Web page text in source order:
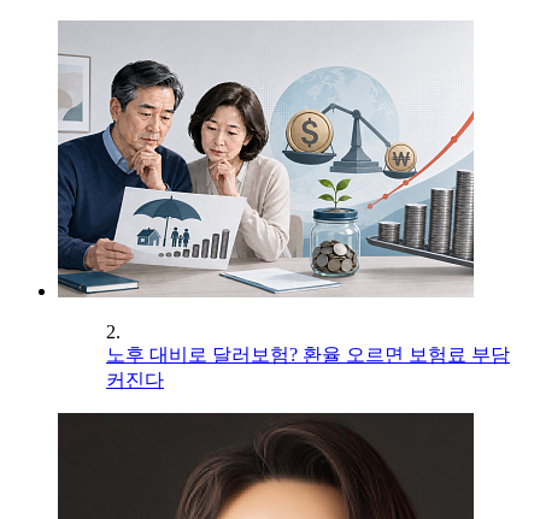
2.
노후 대비로 달러보험? 환율 오르면 보험료 부담
커진다